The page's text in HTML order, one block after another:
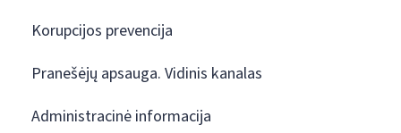
Korupcijos prevencija
Pranešėjų apsauga. Vidinis kanalas
Administracinė informacija